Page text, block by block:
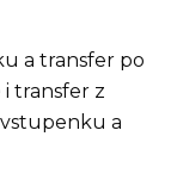
a transfer po
i transfer z
a